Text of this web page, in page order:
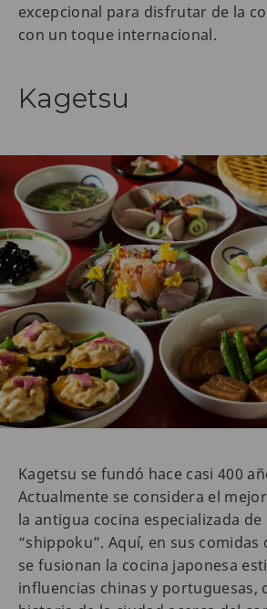
excepcional para disfrutar de la
con un toque internacional.
Kagetsu
Kagetsu se fundó hace casi 400
Actualmente se considera el
la antigua cocina especializada de
“shippoku”. Aquí, en sus
se fusionan la cocina japonesa
influencias chinas y portuguesas,